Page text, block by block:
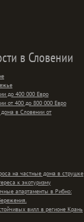
в Словении
до 400 000 Евро
от 400 до 800 000 Евро
в Словении от
на частные дома в струшке
к экотуризму
апартаменты в Рибно:
вилл в регионе Крань